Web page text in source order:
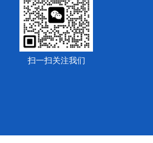
扫一扫关注我们